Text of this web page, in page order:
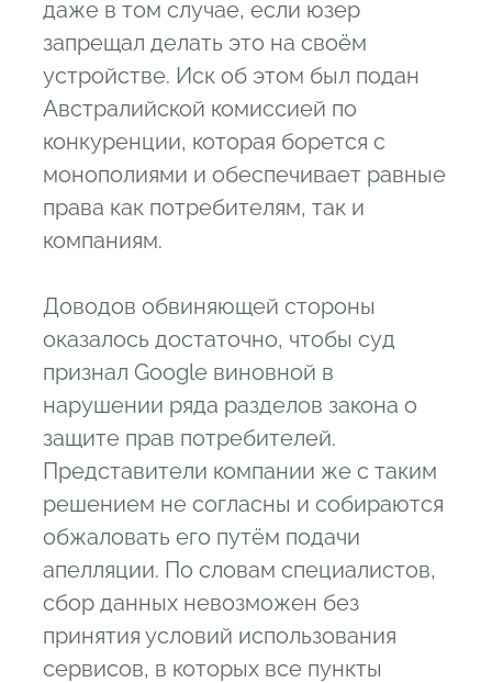
даже в том случае, если юзер
запрещал делать это на своём
устройстве. Иск об этом был подан
Австралийской комиссией по
конкуренции, которая борется с
монополиями и обеспечивает равные
права как потребителям, так и
компаниям.
Доводов обвиняющей стороны
оказалось достаточно, чтобы суд
признал Google виновной в
нарушении ряда разделов закона о
защите прав потребителей.
Представители компании же с таким
решением не согласны и собираются
обжаловать его путём подачи
апелляции. По словам специалистов,
сбор данных невозможен без
принятия условий использования
сервисов, в которых все пункты